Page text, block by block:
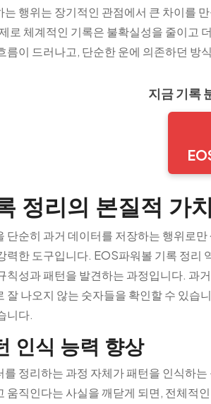
는 행위는 장기적인 관점에서 큰 차이를
로 체계적인 기록은 불확실성을 줄이고
름이 드러나고, 단순한 운에 의존하던 방
지금 기록
정리의 본질적 가치
단순히 과거 데이터를 저장하는 행위로
력한 도구입니다. EOS파워볼 기록 정리
칙성과 패턴을 발견하는 과정입니다. 과
잘 나오지 않는 숫자들을 확인할 수 있습
니다.
인식 능력 향상
를 정리하는 과정 자체가 패턴을 인식하
움직인다는 사실을 깨닫게 되면, 전체적